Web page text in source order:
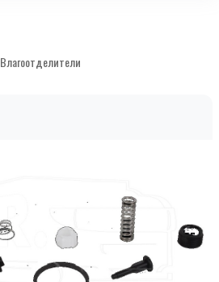
Влагоотделители